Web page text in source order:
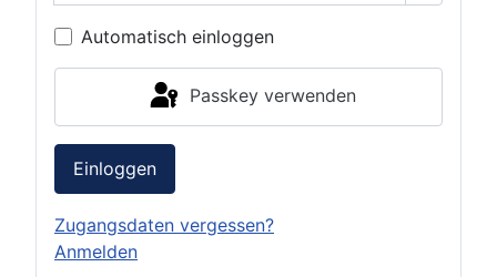
Automatisch einloggen
Passkey verwenden
Einloggen
Zugangsdaten vergessen?
Anmelden